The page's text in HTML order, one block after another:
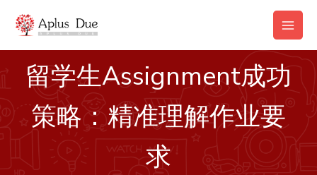
内
Main
留学生Assignment成功
策略：精准理解作业要
求